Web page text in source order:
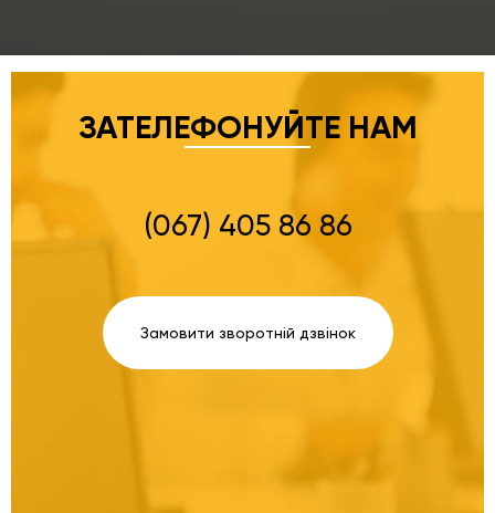
ЗАТЕЛЕФОНУЙТЕ НАМ
(067) 405 86 86
Замовити зворотній дзвінок